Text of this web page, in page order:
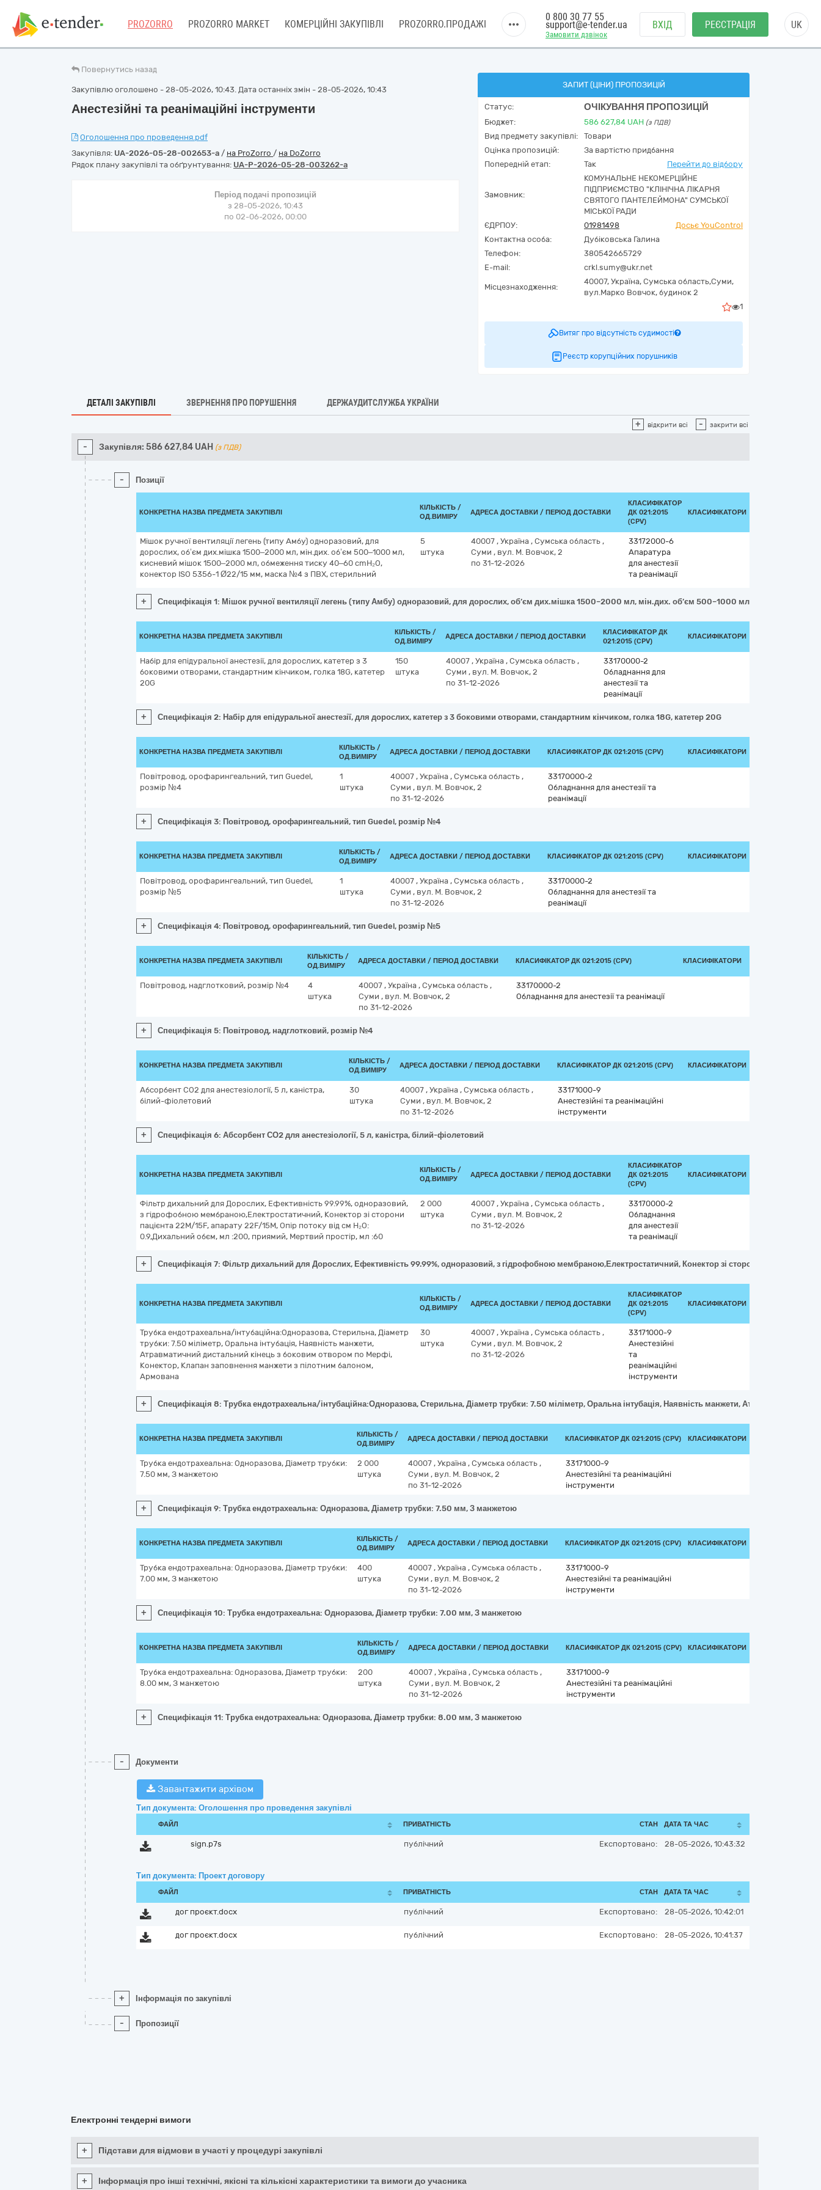
PROZORRO PROZORRO MARKET КОМЕРЦІЙНІ ЗАКУПІВЛІ PROZORRO.ПРОДАЖІ
Замовити дзвінок
0 800 30 77 55
support@e-tender.ua ВХІД РЕЄСТРАЦІЯ UK
Повернутись назад
Закупівлю оголошено - 28-05-2026, 10:43. Дата останніх змін - 28-05-2026, 10:43
Анестезійні та реанімаційні інструменти
Оголошення про проведення.pdf
Закупівля: UA-2026-05-28-002653-a / на ProZorro / на DoZorro
Рядок плану закупівлі та обґрунтування: UA-P-2026-05-28-003262-a
Період подачі пропозицій
з 28-05-2026, 10:43
по 02-06-2026, 00:00
ЗАПИТ (ЦІНИ) ПРОПОЗИЦІЙ
Статус: ОЧІКУВАННЯ ПРОПОЗИЦІЙ
Бюджет: 586 627,84 UAH (з ПДВ)
Вид предмету закупівлі:
Товари
Оцінка пропозицій:
За вартістю придбання
Попередній етап:
Так Перейти до відбору
Замовник:
КОМУНАЛЬНЕ НЕКОМЕРЦІЙНЕ
ПІДПРИЄМСТВО "КЛІНІЧНА ЛІКАРНЯ
СВЯТОГО ПАНТЕЛЕЙМОНА" СУМСЬКОЇ
МІСЬКОЇ РАДИ
ЄДРПОУ:
01981498
Досьє YouControl
Контактна особа:
Дубіковська Галина
Телефон:
380542665729
E-mail:
crkl.sumy@ukr.net
Місцезнаходження:
40007, Україна, Сумська область,Суми,
вул.Марко Вовчок, будинок 2
1
Витяг про відсутність судимості
Реєстр корупційних порушників
ДЕТАЛІ ЗАКУПІВЛІ ЗВЕРНЕННЯ ПРО ПОРУШЕННЯ ДЕРЖАУДИТСЛУЖБА УКРАЇНИ
+ відкрити всі - закрити всі
- Закупівля: 586 627,84 UAH (з ПДВ)
- Позиції
КОНКРЕТНА НАЗВА ПРЕДМЕТА ЗАКУПІВЛІ
КІЛЬКІСТЬ /
ОД.ВИМІРУ
АДРЕСА ДОСТАВКИ / ПЕРІОД ДОСТАВКИ
КЛАСИФІКАТОР
ДК 021:2015
(CPV)
КЛАСИФІКАТОРИ
Мішок ручної вентиляції легень (типу Амбу) одноразовий, для
дорослих, об’єм дих.мішка 1500–2000 мл, мін.дих. об’єм 500–1000 мл,
кисневий мішок 1500–2000 мл, обмеження тиску 40–60 cmH₂O,
конектор ISO 5356-1 Ø22/15 мм, маска №4 з ПВХ, стерильний
5
штука
40007 , Україна , Сумська область ,
Суми , вул. М. Вовчок, 2
по 31-12-2026
33172000-6
Апаратура
для анестезії
та реанімації
+ Специфікація 1: Мішок ручної вентиляції легень (типу Амбу) одноразовий, для дорослих, об’єм дих.мішка 1500–2000 мл, мін.дих. об’єм 500–1000 мл, кисневий
КОНКРЕТНА НАЗВА ПРЕДМЕТА ЗАКУПІВЛІ
КІЛЬКІСТЬ /
ОД.ВИМІРУ
АДРЕСА ДОСТАВКИ / ПЕРІОД ДОСТАВКИ
КЛАСИФІКАТОР ДК
021:2015 (CPV)
КЛАСИФІКАТОРИ
Набір для епідуральної анестезії, для дорослих, катетер з 3
боковими отворами, стандартним кінчиком, голка 18G, катетер
20G
150
штука
40007 , Україна , Сумська область ,
Суми , вул. М. Вовчок, 2
по 31-12-2026
33170000-2
Обладнання для
анестезії та
реанімації
+ Специфікація 2: Набір для епідуральної анестезії, для дорослих, катетер з 3 боковими отворами, стандартним кінчиком, голка 18G, катетер 20G
КОНКРЕТНА НАЗВА ПРЕДМЕТА ЗАКУПІВЛІ
КІЛЬКІСТЬ /
ОД.ВИМІРУ
АДРЕСА ДОСТАВКИ / ПЕРІОД ДОСТАВКИ КЛАСИФІКАТОР ДК 021:2015 (CPV) КЛАСИФІКАТОРИ
Повітровод, орофарингеальний, тип Guedel,
розмір №4
1
штука
40007 , Україна , Сумська область ,
Суми , вул. М. Вовчок, 2
по 31-12-2026
33170000-2
Обладнання для анестезії та
реанімації
+ Специфікація 3: Повітровод, орофарингеальний, тип Guedel, розмір №4
КОНКРЕТНА НАЗВА ПРЕДМЕТА ЗАКУПІВЛІ
КІЛЬКІСТЬ /
ОД.ВИМІРУ
АДРЕСА ДОСТАВКИ / ПЕРІОД ДОСТАВКИ КЛАСИФІКАТОР ДК 021:2015 (CPV) КЛАСИФІКАТОРИ
Повітровод, орофарингеальний, тип Guedel,
розмір №5
1
штука
40007 , Україна , Сумська область ,
Суми , вул. М. Вовчок, 2
по 31-12-2026
33170000-2
Обладнання для анестезії та
реанімації
+ Специфікація 4: Повітровод, орофарингеальний, тип Guedel, розмір №5
КОНКРЕТНА НАЗВА ПРЕДМЕТА ЗАКУПІВЛІ
КІЛЬКІСТЬ /
ОД.ВИМІРУ
АДРЕСА ДОСТАВКИ / ПЕРІОД ДОСТАВКИ КЛАСИФІКАТОР ДК 021:2015 (CPV) КЛАСИФІКАТОРИ
Повітровод, надглотковий, розмір №4
4
штука
40007 , Україна , Сумська область ,
Суми , вул. М. Вовчок, 2
по 31-12-2026
33170000-2
Обладнання для анестезії та реанімації
+ Специфікація 5: Повітровод, надглотковий, розмір №4
КОНКРЕТНА НАЗВА ПРЕДМЕТА ЗАКУПІВЛІ
КІЛЬКІСТЬ /
ОД.ВИМІРУ
АДРЕСА ДОСТАВКИ / ПЕРІОД ДОСТАВКИ КЛАСИФІКАТОР ДК 021:2015 (CPV) КЛАСИФІКАТОРИ
Абсорбент СО2 для анестезіології, 5 л, каністра,
білий-фіолетовий
30
штука
40007 , Україна , Сумська область ,
Суми , вул. М. Вовчок, 2
по 31-12-2026
33171000-9
Анестезійні та реанімаційні
інструменти
+ Специфікація 6: Абсорбент СО2 для анестезіології, 5 л, каністра, білий-фіолетовий
КОНКРЕТНА НАЗВА ПРЕДМЕТА ЗАКУПІВЛІ
КІЛЬКІСТЬ /
ОД.ВИМІРУ
АДРЕСА ДОСТАВКИ / ПЕРІОД ДОСТАВКИ
КЛАСИФІКАТОР
ДК 021:2015
(CPV)
КЛАСИФІКАТОРИ
Фільтр дихальний для Дорослих, Ефективність 99.99%, одноразовий,
з гідрофобною мембраною,Електростатичний, Конектор зі сторони
пацієнта 22M/15F, апарату 22F/15M, Опір потоку від см H₂O:
0.9,Дихальний обєм, мл :200, приямий, Мертвий простір, мл :60
2 000
штука
40007 , Україна , Сумська область ,
Суми , вул. М. Вовчок, 2
по 31-12-2026
33170000-2
Обладнання
для анестезії
та реанімації
+ Специфікація 7: Фільтр дихальний для Дорослих, Ефективність 99.99%, одноразовий, з гідрофобною мембраною,Електростатичний, Конектор зі сторони пацієнта
КОНКРЕТНА НАЗВА ПРЕДМЕТА ЗАКУПІВЛІ
КІЛЬКІСТЬ /
ОД.ВИМІРУ
АДРЕСА ДОСТАВКИ / ПЕРІОД ДОСТАВКИ
КЛАСИФІКАТОР
ДК 021:2015
(CPV)
КЛАСИФІКАТОРИ
Трубка ендотрахеальна/інтубаційна:Одноразова, Стерильна, Діаметр
трубки: 7.50 міліметр, Оральна інтубація, Наявність манжети,
Атравматичний дистальний кінець з боковим отвором по Мерфі,
Конектор, Клапан заповнення манжети з пілотним балоном,
Армована
30
штука
40007 , Україна , Сумська область ,
Суми , вул. М. Вовчок, 2
по 31-12-2026
33171000-9
Анестезійні
та
реанімаційні
інструменти
+ Специфікація 8: Трубка ендотрахеальна/інтубаційна:Одноразова, Стерильна, Діаметр трубки: 7.50 міліметр, Оральна інтубація, Наявність манжети,
КОНКРЕТНА НАЗВА ПРЕДМЕТА ЗАКУПІВЛІ
КІЛЬКІСТЬ /
ОД.ВИМІРУ
АДРЕСА ДОСТАВКИ / ПЕРІОД ДОСТАВКИ КЛАСИФІКАТОР ДК 021:2015 (CPV) КЛАСИФІКАТОРИ
Трубка ендотрахеальна: Одноразова, Діаметр трубки:
7.50 мм, З манжетою
2 000
штука
40007 , Україна , Сумська область ,
Суми , вул. М. Вовчок, 2
по 31-12-2026
33171000-9
Анестезійні та реанімаційні
інструменти
+ Специфікація 9: Трубка ендотрахеальна: Одноразова, Діаметр трубки: 7.50 мм, З манжетою
КОНКРЕТНА НАЗВА ПРЕДМЕТА ЗАКУПІВЛІ
КІЛЬКІСТЬ /
ОД.ВИМІРУ
АДРЕСА ДОСТАВКИ / ПЕРІОД ДОСТАВКИ КЛАСИФІКАТОР ДК 021:2015 (CPV) КЛАСИФІКАТОРИ
Трубка ендотрахеальна: Одноразова, Діаметр трубки:
7.00 мм, З манжетою
400
штука
40007 , Україна , Сумська область ,
Суми , вул. М. Вовчок, 2
по 31-12-2026
33171000-9
Анестезійні та реанімаційні
інструменти
+ Специфікація 10: Трубка ендотрахеальна: Одноразова, Діаметр трубки: 7.00 мм, З манжетою
КОНКРЕТНА НАЗВА ПРЕДМЕТА ЗАКУПІВЛІ
КІЛЬКІСТЬ /
ОД.ВИМІРУ
АДРЕСА ДОСТАВКИ / ПЕРІОД ДОСТАВКИ КЛАСИФІКАТОР ДК 021:2015 (CPV) КЛАСИФІКАТОРИ
Трубка ендотрахеальна: Одноразова, Діаметр трубки:
8.00 мм, З манжетою
200
штука
40007 , Україна , Сумська область ,
Суми , вул. М. Вовчок, 2
по 31-12-2026
33171000-9
Анестезійні та реанімаційні
інструменти
+ Специфікація 11: Трубка ендотрахеальна: Одноразова, Діаметр трубки: 8.00 мм, З манжетою
- Документи
Завантажити архівом
Тип документа: Оголошення про проведення закупівлі
ФАЙЛ ПРИВАТНІСТЬ СТАН ДАТА ТА ЧАС
sign.p7s публічний Експортовано: 28-05-2026, 10:43:32
Тип документа: Проект договору
ФАЙЛ ПРИВАТНІСТЬ СТАН ДАТА ТА ЧАС
дог проєкт.docx публічний Експортовано: 28-05-2026, 10:42:01
дог проєкт.docx публічний Експортовано: 28-05-2026, 10:41:37
+ Інформація по закупівлі
- Пропозиції
Електронні тендерні вимоги
+ Підстави для відмови в участі у процедурі закупівлі
+ Інформація про інші технічні, якісні та кількісні характеристики та вимоги до учасника